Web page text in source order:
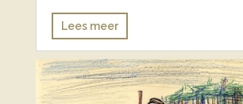
Lees meer